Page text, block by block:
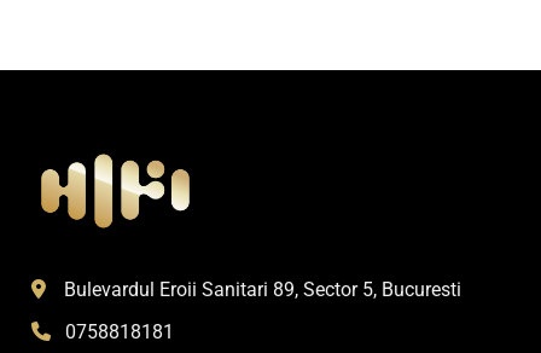
Bulevardul Eroii Sanitari 89, Sector 5, Bucuresti
0758818181